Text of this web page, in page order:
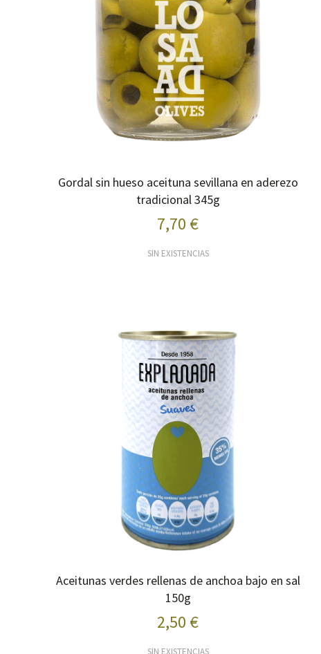
Gordal sin hueso aceituna sevillana en aderezo
tradicional 345g
7,70 €
SIN EXISTENCIAS
Aceitunas verdes rellenas de anchoa bajo en sal
150g
2,50 €